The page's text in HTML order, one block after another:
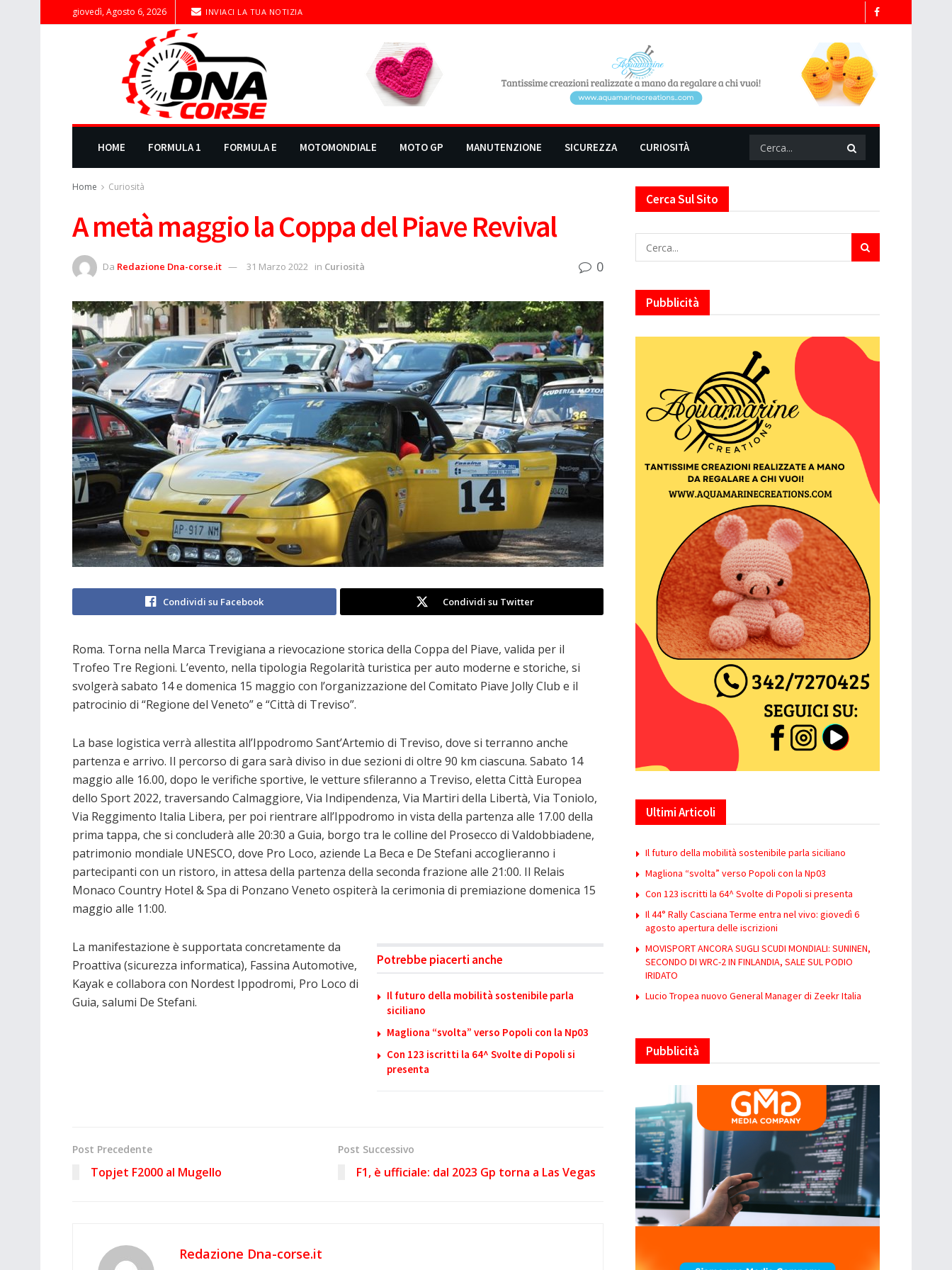
giovedì, Agosto 6, 2026 INVIACI LA TUA NOTIZIA
HOME FORMULA 1 FORMULA E MOTOMONDIALE MOTO GP MANUTENZIONE SICUREZZA CURIOSITÀ
Home Curiosità
A metà maggio la Coppa del Piave Revival
Da Redazione Dna-corse.it 31 Marzo 2022 in Curiosità 0
Condividi su Facebook Condividi su Twitter
Roma. Torna nella Marca Trevigiana a rievocazione storica della Coppa del Piave, valida per il
Trofeo Tre Regioni. L’evento, nella tipologia Regolarità turistica per auto moderne e storiche, si
svolgerà sabato 14 e domenica 15 maggio con l’organizzazione del Comitato Piave Jolly Club e il
patrocinio di “Regione del Veneto” e “Città di Treviso”.
La base logistica verrà allestita all’Ippodromo Sant’Artemio di Treviso, dove si terranno anche
partenza e arrivo. Il percorso di gara sarà diviso in due sezioni di oltre 90 km ciascuna. Sabato 14
maggio alle 16.00, dopo le verifiche sportive, le vetture sfileranno a Treviso, eletta Città Europea
dello Sport 2022, traversando Calmaggiore, Via Indipendenza, Via Martiri della Libertà, Via Toniolo,
Via Reggimento Italia Libera, per poi rientrare all’Ippodromo in vista della partenza alle 17.00 della
prima tappa, che si concluderà alle 20:30 a Guia, borgo tra le colline del Prosecco di Valdobbiadene,
patrimonio mondiale UNESCO, dove Pro Loco, aziende La Beca e De Stefani accoglieranno i
partecipanti con un ristoro, in attesa della partenza della seconda frazione alle 21:00. Il Relais
Monaco Country Hotel & Spa di Ponzano Veneto ospiterà la cerimonia di premiazione domenica 15
maggio alle 11:00.
Potrebbe piacerti anche
Il futuro della mobilità sostenibile parla
siciliano
Magliona “svolta” verso Popoli con la Np03
Con 123 iscritti la 64^ Svolte di Popoli si
presenta
La manifestazione è supportata concretamente da
Proattiva (sicurezza informatica), Fassina Automotive,
Kayak e collabora con Nordest Ippodromi, Pro Loco di
Guia, salumi De Stefani.
Post Precedente
Topjet F2000 al Mugello
Post Successivo
F1, è ufficiale: dal 2023 Gp torna a Las Vegas
Redazione Dna-corse.it
Cerca Sul Sito
Pubblicità
Ultimi Articoli
Il futuro della mobilità sostenibile parla siciliano
Magliona “svolta” verso Popoli con la Np03
Con 123 iscritti la 64^ Svolte di Popoli si presenta
Il 44° Rally Casciana Terme entra nel vivo: giovedì 6
agosto apertura delle iscrizioni
MOVISPORT ANCORA SUGLI SCUDI MONDIALI: SUNINEN,
SECONDO DI WRC-2 IN FINLANDIA, SALE SUL PODIO
IRIDATO
Lucio Tropea nuovo General Manager di Zeekr Italia
Pubblicità